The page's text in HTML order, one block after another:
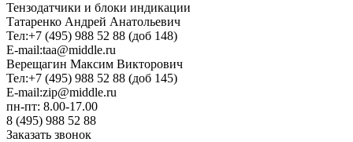
Тензодатчики и блоки индикации
Татаренко Андрей Анатольевич
Тел:+7 (495) 988 52 88 (доб 148)
E-mail:taa@middle.ru
Верещагин Максим Викторович
Тел:+7 (495) 988 52 88 (доб 145)
E-mail:zip@middle.ru
пн-пт: 8.00-17.00
8 (495) 988 52 88
Заказать звонок